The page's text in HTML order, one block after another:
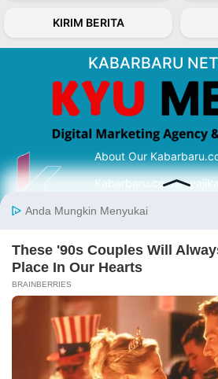
KIRIM BERITA
KABARBARU
About Our
Kabarbaru.co
serta terverifikasi dari
Follow